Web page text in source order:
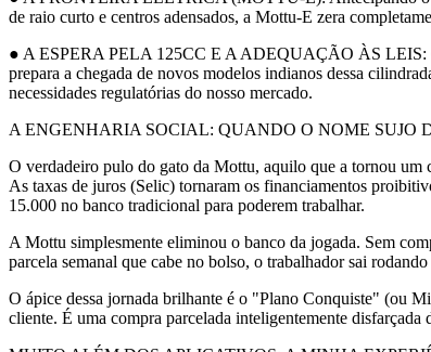
de raio curto e centros adensados, a Mottu-E zera
● A ESPERA PELA 125CC E A ADEQUAÇÃO ÀS LEIS:
prepara a chegada de novos modelos indianos dessa
necessidades regulatórias do nosso mercado.
A ENGENHARIA SOCIAL: QUANDO O NOME SUJO
O verdadeiro pulo do gato da Mottu, aquilo que a tornou um
As taxas de juros (Selic) tornaram os financiamentos
15.000 no banco tradicional para poderem trabalhar.
A Mottu simplesmente eliminou o banco da jogada. Sem
parcela semanal que cabe no bolso, o trabalhador sai
O ápice dessa jornada brilhante é o "Plano Conquiste" (ou
cliente. É uma compra parcelada inteligentemente